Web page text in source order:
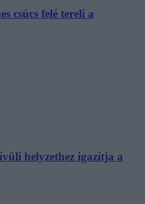
csúcs felé tereli a
helyzethez igazítja a